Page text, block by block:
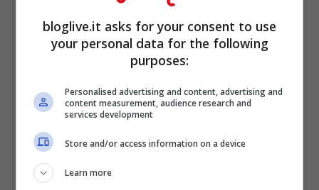
bloglive.it asks for your consent to use
your personal data for the following
purposes:
Personalised advertising and content, advertising and
content measurement, audience research and
services development
Store and/or access information on a device
Learn more